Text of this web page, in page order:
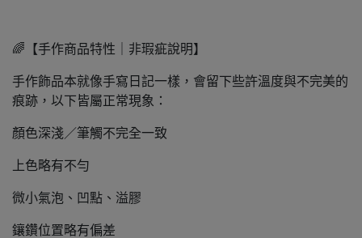
🌈【手作商品特性｜非瑕疵說明】
手作飾品本就像手寫日記一樣，會留下些許溫度與不完美的
痕跡，以下皆屬正常現象：
顏色深淺／筆觸不完全一致
上色略有不勻
微小氣泡、凹點、溢膠
鑲鑽位置略有偏差